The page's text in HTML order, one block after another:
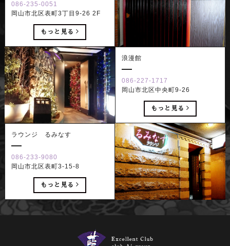
086-235-0051
岡山市北区表町3丁目9-26 2F
もっと見る
浪漫館
086-227-1717
岡山市北区中央町9-26
もっと見る
ラウンジ るみなす
086-233-9080
岡山市北区表町3-15-8
もっと見る